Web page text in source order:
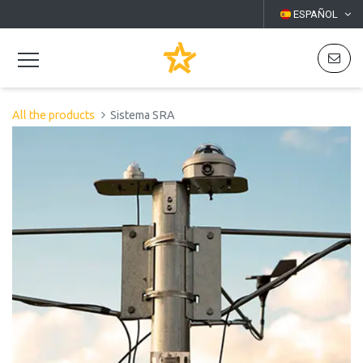
ESPAÑOL
All the products Sistema SRA